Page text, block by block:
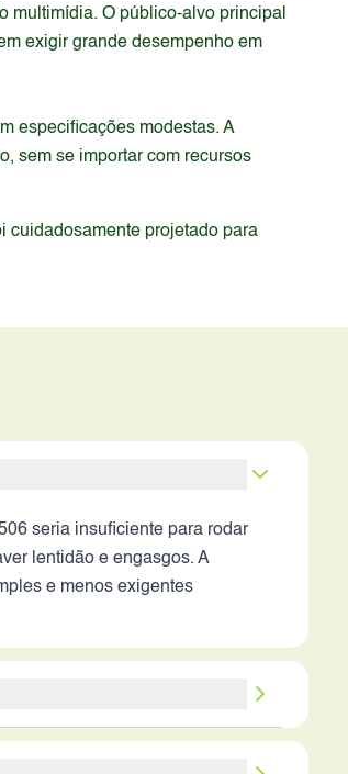
multimídia. O público-alvo principal
exigir grande desempenho em
especificações modestas. A
sem se importar com recursos
cuidadosamente projetado para
seria insuficiente para rodar
lentidão e engasgos. A
e menos exigentes